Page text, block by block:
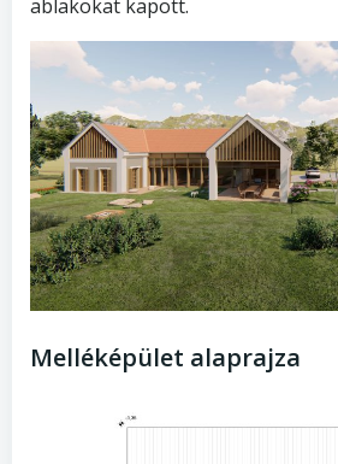
ablakokat kapott.
Melléképület alaprajza